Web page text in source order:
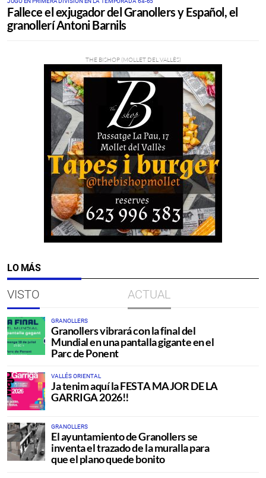
Fallece el exjugador del Granollers y Español, el
granollerí Antoni Barnils
LO MÁS
VISTO ACTUAL
GRANOLLERS
Granollers vibrará con la final del
Mundial en una pantalla gigante en el
Parc de Ponent
VALLÉS ORIENTAL
Ja tenim aquí la FESTA MAJOR DE LA
GARRIGA 2026!!
GRANOLLERS
El ayuntamiento de Granollers se
inventa el trazado de la muralla para
que el plano quede bonito